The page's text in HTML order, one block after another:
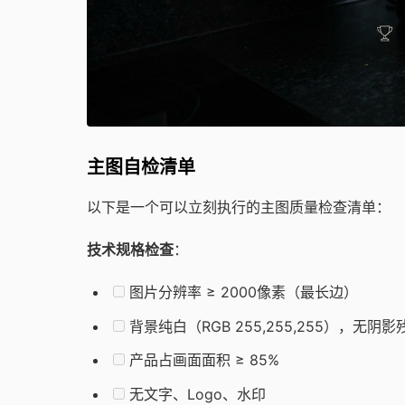
主图自检清单
以下是一个可以立刻执行的主图质量检查清单：
技术规格检查：
图片分辨率 ≥ 2000像素（最长边）
背景纯白（RGB 255,255,255），无阴影
产品占画面面积 ≥ 85%
无文字、Logo、水印